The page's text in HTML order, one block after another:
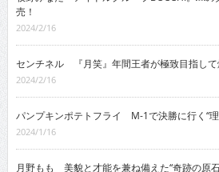
売！
2024/2/16
センチネル 『月笑』年間王者が極致目指して
2024/2/16
パンプキンポテトフライ M-1で決勝に行く“
2024/1/16
月野もも 美貌と才能を兼ね備えた“奇跡の原石